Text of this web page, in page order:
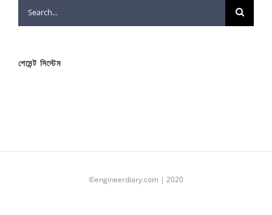
Search
for:
পেমেন্ট সিস্টেম
©engineerdiary.com | 2020